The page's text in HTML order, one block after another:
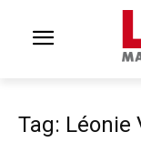
Tag: Léonie